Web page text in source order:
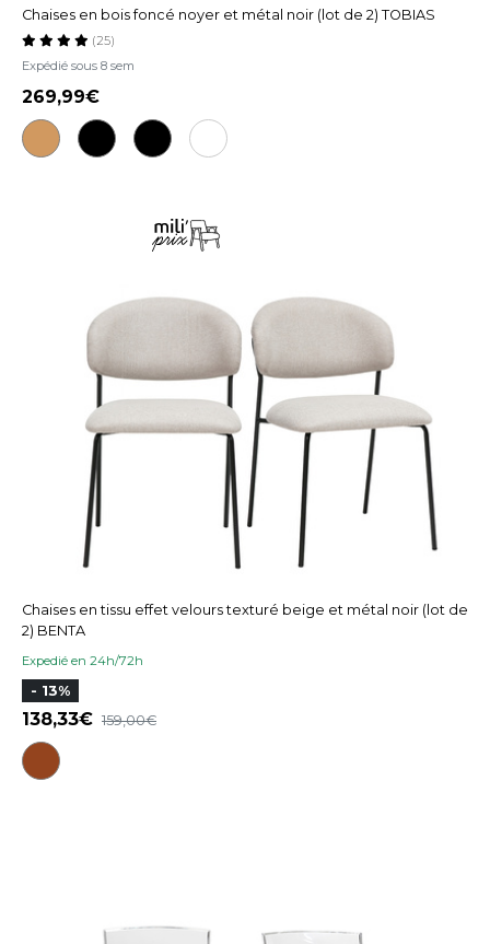
Chaises en bois foncé noyer et métal noir (lot de 2) TOBIAS
Expédié sous 8 sem
(25)
269,99
Chaises en tissu effet velours texturé beige et métal noir (lot de
2) BENTA
Expedié en 24h/72h
- 13%
138,33 159,00